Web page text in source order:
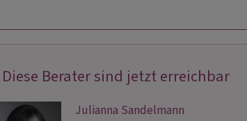
Diese Berater sind jetzt erreichbar
Julianna Sandelmann